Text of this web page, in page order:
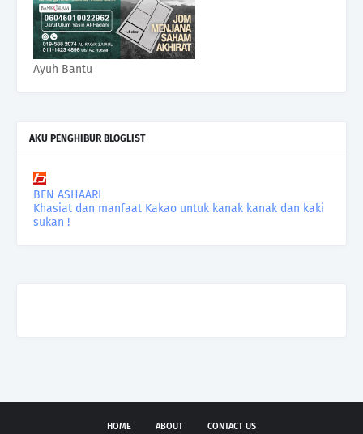
Ayuh Bantu
AKU PENGHIBUR BLOGLIST
BEN ASHAARI
Khasiat dan manfaat Kakao untuk kanak kanak dan kaki
sukan !
HOME ABOUT CONTACT US